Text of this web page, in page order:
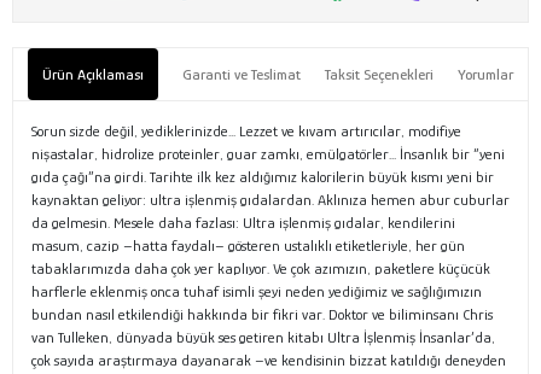
Ürün Açıklaması Garanti ve Teslimat Taksit Seçenekleri Yorumlar
Sorun sizde değil, yediklerinizde... Lezzet ve kıvam artırıcılar, modifiye
nişastalar, hidrolize proteinler, guar zamkı, emülgatörler... İnsanlık bir “yeni
gıda çağı”na girdi. Tarihte ilk kez aldığımız kalorilerin büyük kısmı yeni bir
kaynaktan geliyor: ultra işlenmiş gıdalardan. Aklınıza hemen abur cuburlar
da gelmesin. Mesele daha fazlası: Ultra işlenmiş gıdalar, kendilerini
masum, cazip –hatta faydalı– gösteren ustalıklı etiketleriyle, her gün
tabaklarımızda daha çok yer kaplıyor. Ve çok azımızın, paketlere küçücük
harflerle eklenmiş onca tuhaf isimli şeyi neden yediğimiz ve sağlığımızın
bundan nasıl etkilendiği hakkında bir fikri var. Doktor ve biliminsanı Chris
van Tulleken, dünyada büyük ses getiren kitabı Ultra İşlenmiş İnsanlar’da,
çok sayıda araştırmaya dayanarak –ve kendisinin bizzat katıldığı deneyden